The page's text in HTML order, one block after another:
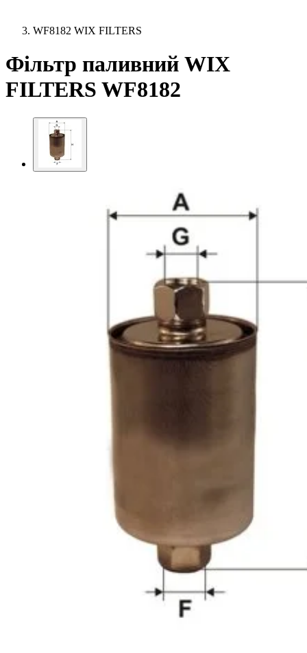
WF8182 WIX FILTERS
Фільтр паливний WIX
FILTERS WF8182